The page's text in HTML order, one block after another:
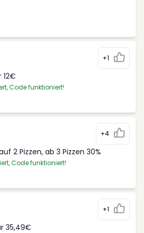
+1
12€
Code funktioniert!
+4
2 Pizzen, ab 3 Pizzen 30%
Code funktioniert!
+1
35,49€